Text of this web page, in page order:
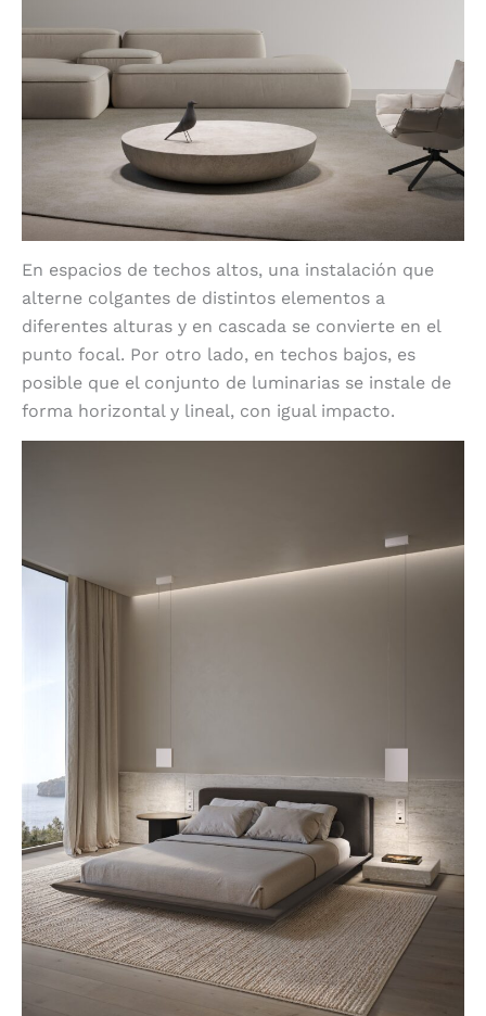
En espacios de techos altos, una instalación que
alterne colgantes de distintos elementos a
diferentes alturas y en cascada se convierte en el
punto focal. Por otro lado, en techos bajos, es
posible que el conjunto de luminarias se instale de
forma horizontal y lineal, con igual impacto.